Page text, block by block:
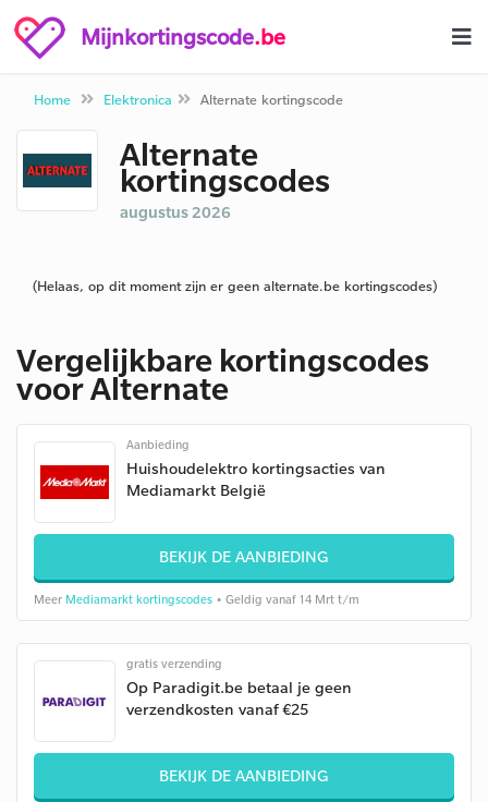
Mijnkortingscode.be
Home Elektronica Alternate kortingscode
Alternate
kortingscodes
augustus 2026
(Helaas, op dit moment zijn er geen alternate.be kortingscodes)
Vergelijkbare kortingscodes
voor Alternate
Aanbieding
Huishoudelektro kortingsacties van
Mediamarkt België
BEKIJK DE AANBIEDING
Meer Mediamarkt kortingscodes • Geldig vanaf 14 Mrt t/m
gratis verzending
Op Paradigit.be betaal je geen
verzendkosten vanaf €25
BEKIJK DE AANBIEDING